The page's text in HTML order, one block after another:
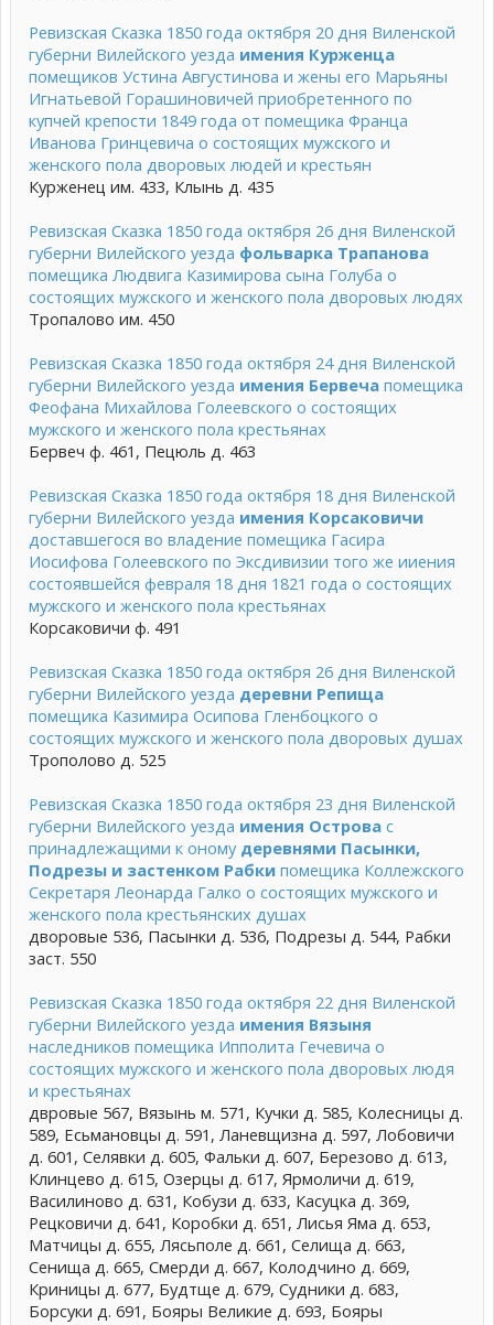
Ревизская Сказка 1850 года октября 20 дня Виленской
губерни Вилейского уезда имения Курженца
помещиков Устина Августинова и жены его Марьяны
Игнатьевой Горашиновичей приобретенного по
купчей крепости 1849 года от помещика Франца
Иванова Гринцевича о состоящих мужского и
женского пола дворовых людей и крестьян
Курженец им. 433, Клынь д. 435
Ревизская Сказка 1850 года октября 26 дня Виленской
губерни Вилейского уезда фольварка Трапанова
помещика Людвига Казимирова сына Голуба о
состоящих мужского и женского пола дворовых людях
Тропалово им. 450
Ревизская Сказка 1850 года октября 24 дня Виленской
губерни Вилейского уезда имения Бервеча помещика
Феофана Михайлова Голеевского о состоящих
мужского и женского пола крестьянах
Бервеч ф. 461, Пецюль д. 463
Ревизская Сказка 1850 года октября 18 дня Виленской
губерни Вилейского уезда имения Корсаковичи
доставшегося во владение помещика Гасира
Иосифова Голеевского по Эксдивизии того же ииения
состоявшейся февраля 18 дня 1821 года о состоящих
мужского и женского пола крестьянах
Корсаковичи ф. 491
Ревизская Сказка 1850 года октября 26 дня Виленской
губерни Вилейского уезда деревни Репища
помещика Казимира Осипова Гленбоцкого о
состоящих мужского и женского пола дворовых душах
Трополово д. 525
Ревизская Сказка 1850 года октября 23 дня Виленской
губерни Вилейского уезда имения Острова с
принадлежащими к оному деревнями Пасынки,
Подрезы и застенком Рабки помещика Коллежского
Секретаря Леонарда Галко о состоящих мужского и
женского пола крестьянских душах
дворовые 536, Пасынки д. 536, Подрезы д. 544, Рабки
заст. 550
Ревизская Сказка 1850 года октября 22 дня Виленской
губерни Вилейского уезда имения Вязыня
наследников помещика Ипполита Гечевича о
состоящих мужского и женского пола дворовых людя
и крестьянах
двровые 567, Вязынь м. 571, Кучки д. 585, Колесницы д.
589, Есьмановцы д. 591, Ланевщизна д. 597, Лобовичи
д. 601, Селявки д. 605, Фальки д. 607, Березово д. 613,
Клинцево д. 615, Озерцы д. 617, Ярмоличи д. 619,
Василиново д. 631, Кобузи д. 633, Касуцка д. 369,
Рецковичи д. 641, Коробки д. 651, Лисья Яма д. 653,
Матчицы д. 655, Лясьполе д. 661, Селища д. 663,
Сенища д. 665, Смерди д. 667, Колодчино д. 669,
Криницы д. 677, Будтще д. 679, Судники д. 683,
Борсуки д. 691, Бояры Великие д. 693, Бояры